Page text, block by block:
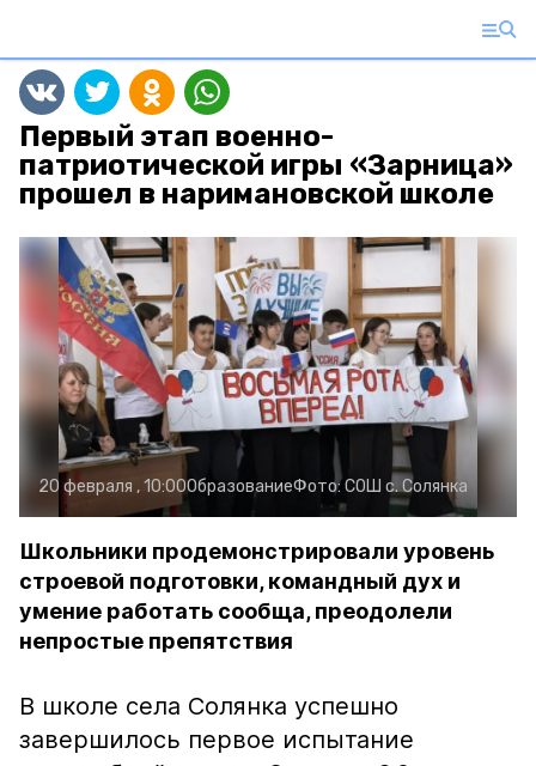
Первый этап военно-
патриотической игры «Зарница»
прошел в наримановской школе
20 февраля , 10:00ОбразованиеФото:СОШ с. Солянка
Школьники продемонстрировали уровень
строевой подготовки, командный дух и
умение работать сообща, преодолели
непростые препятствия
В школе села Солянка успешно
завершилось первое испытание